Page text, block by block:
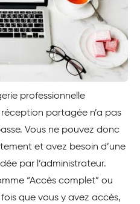
professionnelle
partagée n’a pas
Vous ne pouvez donc
et avez besoin d’une
par l’administrateur.
“Accès complet” ou
que vous y avez accès,